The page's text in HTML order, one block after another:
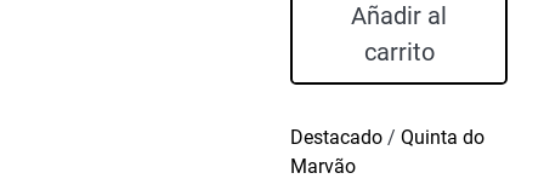
Reserva
2017
Añadir al
carrito
Destacado / Quinta do
Marvão